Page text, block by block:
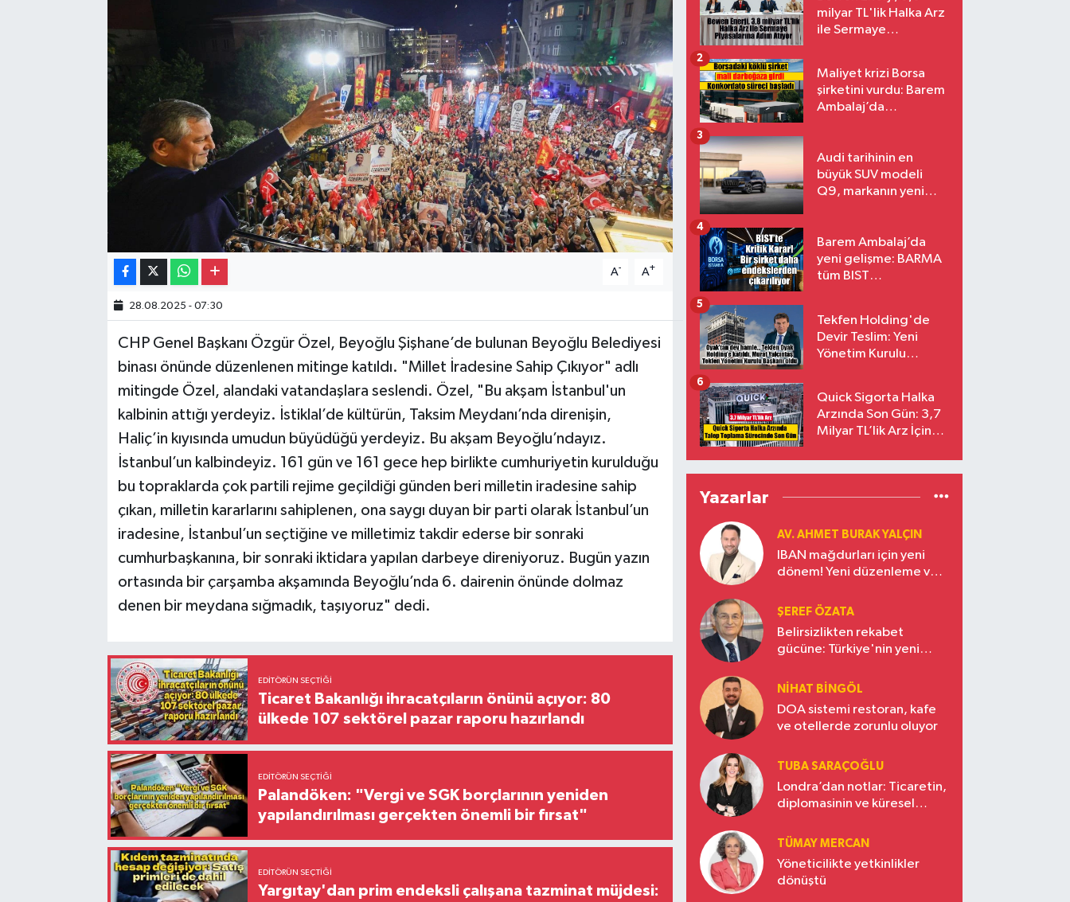
A- A+
28.08.2025 - 07:30
CHP Genel Başkanı Özgür Özel, Beyoğlu Şişhane’de bulunan Beyoğlu Belediyesi
binası önünde düzenlenen mitinge katıldı. "Millet İradesine Sahip Çıkıyor" adlı
mitingde Özel, alandaki vatandaşlara seslendi. Özel, "Bu akşam İstanbul'un
kalbinin attığı yerdeyiz. İstiklal’de kültürün, Taksim Meydanı’nda direnişin,
Haliç’in kıyısında umudun büyüdüğü yerdeyiz. Bu akşam Beyoğlu’ndayız.
İstanbul’un kalbindeyiz. 161 gün ve 161 gece hep birlikte cumhuriyetin kurulduğu
bu topraklarda çok partili rejime geçildiği günden beri milletin iradesine sahip
çıkan, milletin kararlarını sahiplenen, ona saygı duyan bir parti olarak İstanbul’un
iradesine, İstanbul’un seçtiğine ve milletimiz takdir ederse bir sonraki
cumhurbaşkanına, bir sonraki iktidara yapılan darbeye direniyoruz. Bugün yazın
ortasında bir çarşamba akşamında Beyoğlu’nda 6. dairenin önünde dolmaz
denen bir meydana sığmadık, taşıyoruz" dedi.
EDITÖRÜN SEÇTIĞI
Ticaret Bakanlığı ihracatçıların önünü açıyor: 80
ülkede 107 sektörel pazar raporu hazırlandı
EDITÖRÜN SEÇTIĞI
Palandöken: "Vergi ve SGK borçlarının yeniden
yapılandırılması gerçekten önemli bir fırsat"
EDITÖRÜN SEÇTIĞI
Yargıtay'dan prim endeksli çalışana tazminat müjdesi:
milyar TL'lik Halka Arz
ile Sermaye
Maliyet krizi Borsa
şirketini vurdu: Barem
Ambalaj’da
2
Audi tarihinin en
büyük SUV modeli
Q9, markanın yeni
3
Barem Ambalaj’da
yeni gelişme: BARMA
tüm BIST
4
Tekfen Holding'de
Devir Teslim: Yeni
Yönetim Kurulu
5
Quick Sigorta Halka
Arzında Son Gün: 3,7
Milyar TL’lik Arz İçin
Eriyor
6
Yazarlar
AV. AHMET BURAK YALÇIN
IBAN mağdurları için yeni
dönem! Yeni düzenleme ve
ŞEREF ÖZATA
Belirsizlikten rekabet
gücüne: Türkiye'nin yeni
NIHAT BINGÖL
DOA sistemi restoran, kafe
ve otellerde zorunlu oluyor
TUBA SARAÇOĞLU
Londra’dan notlar: Ticaretin,
diplomasinin ve küresel
Türkiye’nin yükselen gücü
TÜMAY MERCAN
Yöneticilikte yetkinlikler
dönüştü
Gayrimenkul